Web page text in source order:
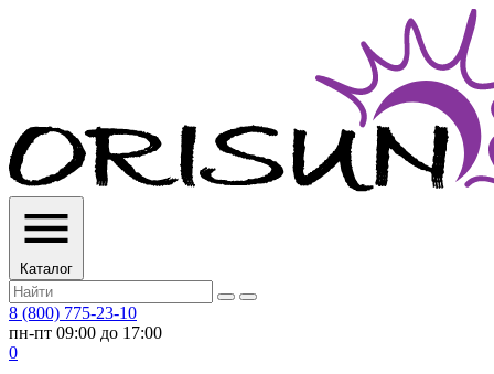
Каталог
8 (800) 775-23-10
пн-пт 09:00 до 17:00
0